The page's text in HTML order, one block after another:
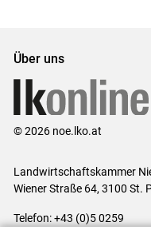
Über uns
© 2026 noe.lko.at
Landwirtschaftskammer
Wiener Straße 64, 3100 St.
Telefon: +43 (0)5 0259